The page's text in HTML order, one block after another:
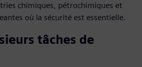
chimiques, pétrochimiques et
où la sécurité est essentielle.
tâches de